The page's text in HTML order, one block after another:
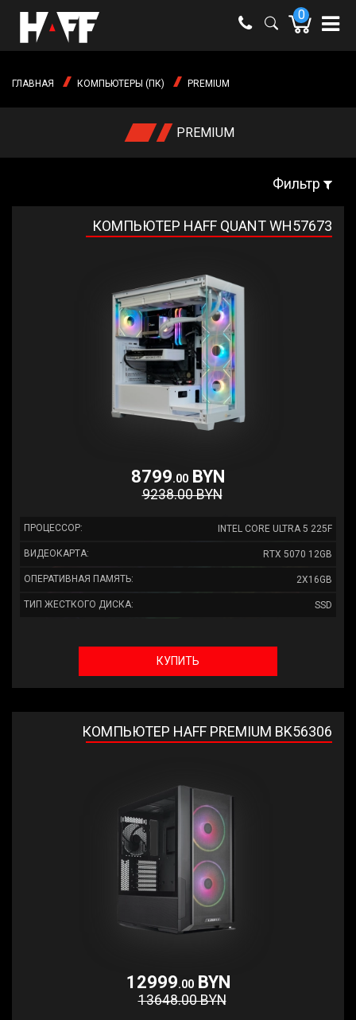
Время
09:00 -
0
ГЛАВНАЯ КОМПЬЮТЕРЫ (ПК) PREMIUM
PREMIUM
Фильтр
КОМПЬЮТЕР HAFF QUANT WH57673
8799.00 BYN
9238.00 BYN
ПРОЦЕССОР: INTEL CORE ULTRA 5 225F
ВИДЕОКАРТА: RTX 5070 12GB
ОПЕРАТИВНАЯ ПАМЯТЬ: 2X16GB
ТИП ЖЕСТКОГО ДИСКА: SSD
КУПИТЬ
КОМПЬЮТЕР HAFF PREMIUM BK56306
12999.00BYN
13648.00 BYN